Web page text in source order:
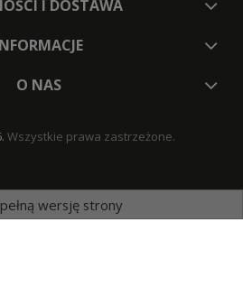
I DOSTAWA
O NAS
Wszystkie prawa zastrzeżone.
wersję strony